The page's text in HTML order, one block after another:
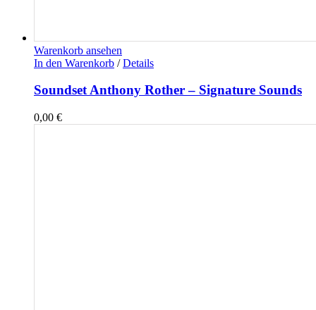
Warenkorb ansehen
In den Warenkorb / Details
Soundset Anthony Rother – Signature Sounds
0,00 €